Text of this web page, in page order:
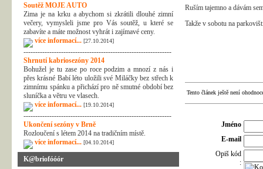
Soutěž MOJE AUTO
Zima je na krku a abychom si zkrátili dlouhé zimní
večery, vymysleli jsme pro Vás soutěž, u které se
zabavíte a máte možnost vyhrát i zajímavé ceny.
více informací... [27.10.2014]
---------------------------------------------------------------
Shrnutí kabriosezóny 2014
Bohužel je tu zase po roce podzim a mnozí z nás i
přes krásné Babí léto uložili své Miláčky bez střech k
zimnímu spánku a přichází pro ně smutné období bez
sluníčka a větru ve vlasech.
více informací... [19.10.2014]
---------------------------------------------------------------
Ukončení sezóny v Brně
Rozloučení s létem 2014 na tradičním místě.
více informací... [04.10.2014]
K@briofóóór
Ruším tajemno a dávám
Takže v sobotu na
Tento článek ještě není
Jméno
E-mail
Opiš kód
: